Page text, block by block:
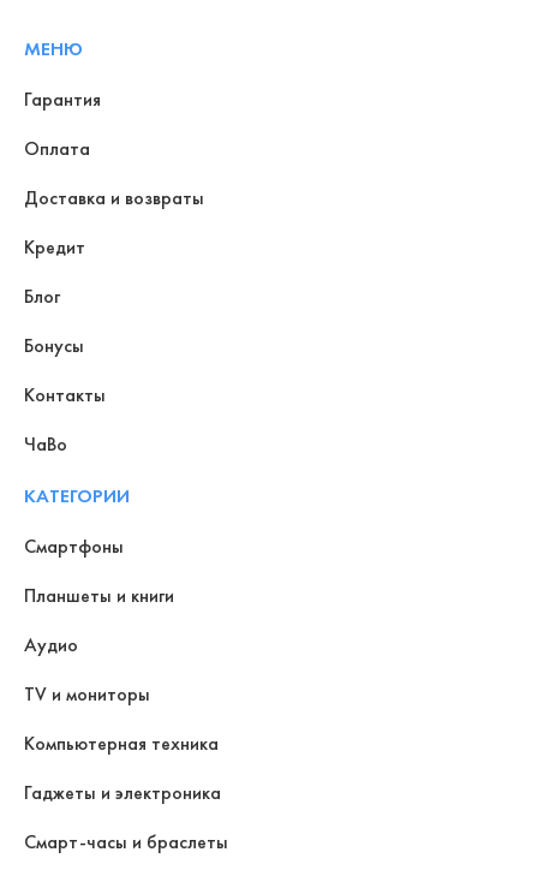
МЕНЮ
Гарантия
Оплата
Доставка и возвраты
Кредит
Блог
Бонусы
Контакты
ЧаВо
КАТЕГОРИИ
Смартфоны
Планшеты и книги
Аудио
TV и мониторы
Компьютерная техника
Гаджеты и электроника
Смарт-часы и браслеты